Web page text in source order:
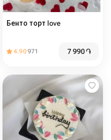
Бенто торт love
4.90971 7 990֏